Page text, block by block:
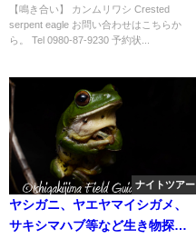
【鳴き合い】 カンムリワシ Crested
serpent eagle お問い合わせはこちらか
ら。 Tel 0980-87-9230 予約状...
ナイトツアー
ヤシガニ、ヤエヤマイシガメ、
サキシマハブ等など生き物探し